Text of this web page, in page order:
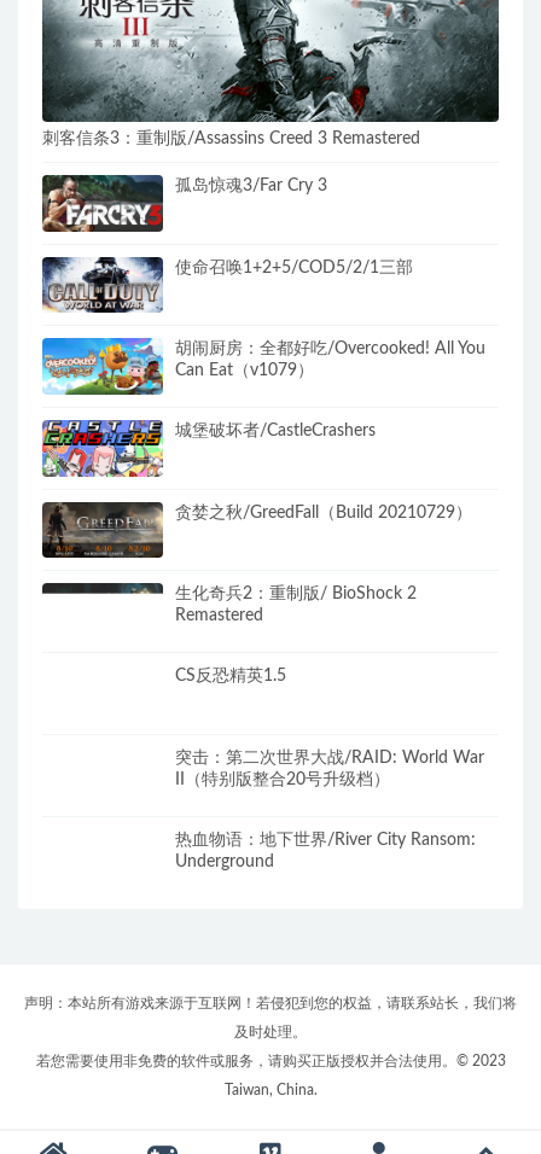
刺客信条3：重制版/Assassins Creed 3 Remastered
孤岛惊魂3/Far Cry 3
使命召唤1+2+5/COD5/2/1三部
胡闹厨房：全都好吃/Overcooked! All You
Can Eat（v1079）
城堡破坏者/CastleCrashers
贪婪之秋/GreedFall（Build 20210729）
生化奇兵2：重制版/ BioShock 2
Remastered
CS反恐精英1.5
突击：第二次世界大战/RAID: World War
II（特别版整合20号升级档）
热血物语：地下世界/River City Ransom:
Underground
声明：本站所有游戏来源于互联网！若侵犯到您的权益，请联系站长，我们将
及时处理。
若您需要使用非免费的软件或服务，请购买正版授权并合法使用。© 2023
Taiwan, China.